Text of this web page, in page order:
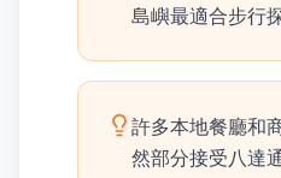
島嶼最適合步行
許多本地餐廳和
然部分接受八達